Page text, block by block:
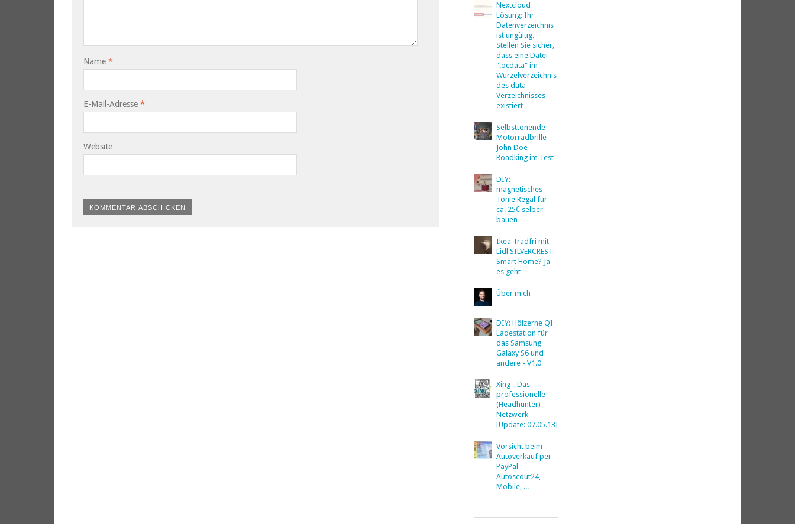
Name *
E-Mail-Adresse *
Website
Nextcloud
Lösung: Ihr
Datenverzeichnis
ist ungültig.
Stellen Sie sicher,
dass eine Datei
".ocdata" im
Wurzelverzeichnis
des data-
Verzeichnisses
existiert
Selbsttönende
Motorradbrille
John Doe
Roadking im Test
DIY:
magnetisches
Tonie Regal für
ca. 25€ selber
bauen
Ikea Tradfri mit
Lidl SILVERCREST
Smart Home? Ja
es geht
Über mich
DIY: Hölzerne QI
Ladestation für
das Samsung
Galaxy S6 und
andere - V1.0
Xing - Das
professionelle
(Headhunter)
Netzwerk
[Update: 07.05.13]
Vorsicht beim
Autoverkauf per
PayPal -
Autoscout24,
Mobile, ...